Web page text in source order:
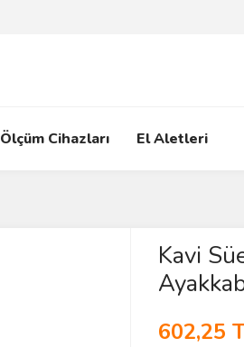
Ölçüm Cihazları El Aletleri
Kavi
602,25